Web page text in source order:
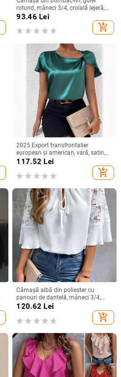
rotund, mâneci 3/4, croială lejeră,
stil urban de relaxare
93.46 Lei
add_shopping_cart
2025 Export transfrontalier
european și american, vară, satin,
cu mânecă scurtă, din satin răsucit,
culoare pură, top versatil, larg,
pentru femei
117.52 Lei
add_shopping_cart
Cămașă albă din poliester cu
panouri de dantelă, mâneci 3/4,
guler rotund, croială lejeră
120.62 Lei
add_shopping_cart